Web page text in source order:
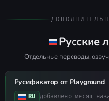
Русские
Отдельные переводы,
Русификатор от Playground
RU
добавлено месяц